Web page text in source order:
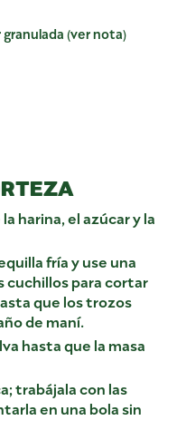
(ver nota)
harina, el azúcar y la
fría y use una
cuchillos para cortar
que los trozos
de maní.
hasta que la masa
trabájala con las
en una bola sin